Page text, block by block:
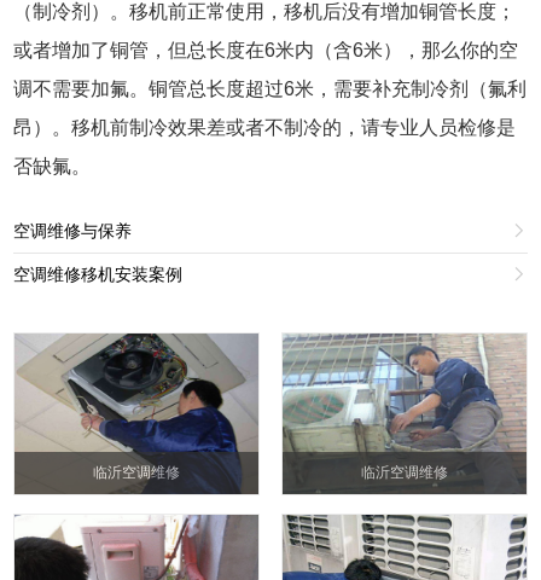
（制冷剂）。移机前正常使用，移机后没有增加铜管长度；
或者增加了铜管，但总长度在6米内（含6米），那么你的空
调不需要加氟。铜管总长度超过6米，需要补充制冷剂（氟利
昂）。移机前制冷效果差或者不制冷的，请专业人员检修是
否缺氟。
空调维修与保养 
空调维修移机安装案例 
临沂空调维修 临沂空调维修